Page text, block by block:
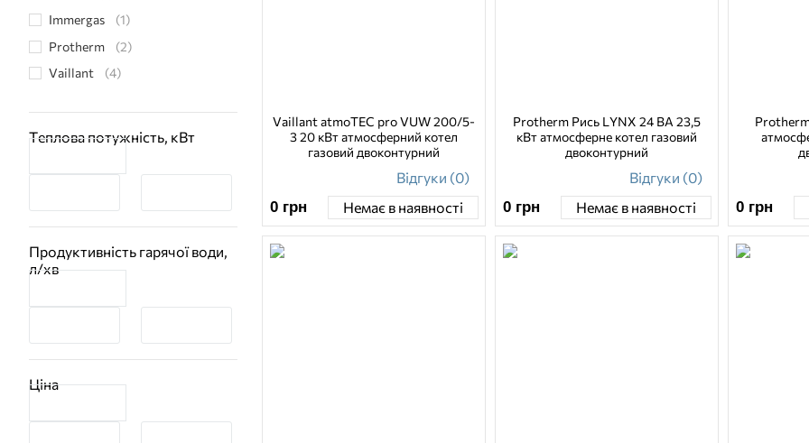
Immergas
(1)
Protherm
(2)
Vaillant
(4)
Теплова потужність, кВт
Продуктивність гарячої води,
л/хв
Ціна
Vaillant atmoTEC pro VUW 200/5-
3 20 кВт атмосферний котел
газовий двоконтурний
Відгуки (0)
0 грн Немає в наявності
Protherm Рись LYNX 24 BA 23,5
кВт атмосферне котел газовий
двоконтурний
Відгуки (0)
0 грн Немає в наявності 0 грн